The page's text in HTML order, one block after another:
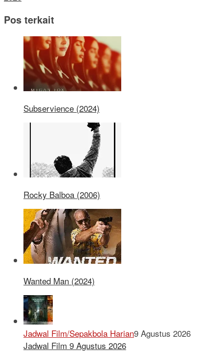
Pos terkait
Subservience (2024)
Rocky Balboa (2006)
Wanted Man (2024)
Jadwal Film/Sepakbola Harian9 Agustus 2026
Jadwal Film 9 Agustus 2026